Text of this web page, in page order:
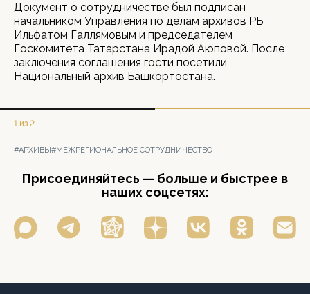
Документ о сотрудничестве был подписан
начальником Управления по делам архивов РБ
Ильфатом Галлямовым и председателем
Госкомитета Татарстана Ирадой Аюповой. После
заключения соглашения гости посетили
Национальный архив Башкортостана.
1 из 2
#АРХИВЫ#МЕЖРЕГИОНАЛЬНОЕ СОТРУДНИЧЕСТВО
Присоединяйтесь — больше и быстрее в
наших соцсетях: